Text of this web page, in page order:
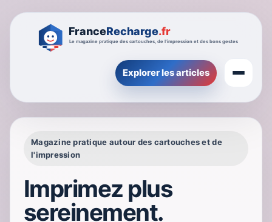
Explorer les articles
Magazine pratique autour des cartouches et de
l'impression
Imprimez plus
sereinement.